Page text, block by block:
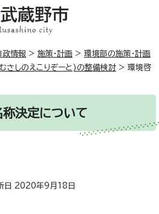
政情報 > 施策・計画 > 環境部の施策・計画
さしのえこりぞーと)の整備検討 > 環境啓
決定について
2020年9月18日